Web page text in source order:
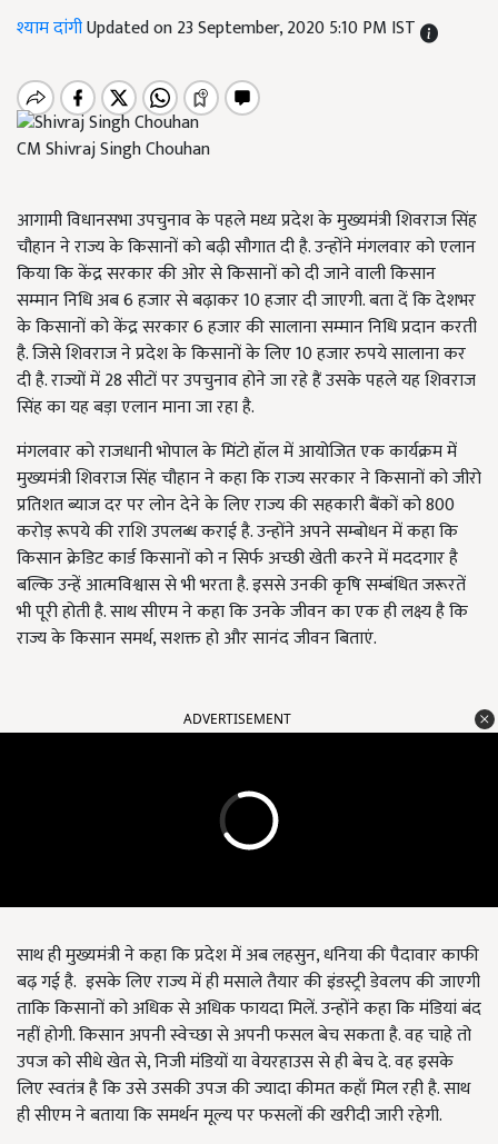
श्याम दांगीUpdated on 23 September, 2020 5:10 PM IST
CM Shivraj Singh Chouhan
आगामी विधानसभा उपचुनाव के पहले मध्य प्रदेश के मुख्यमंत्री शिवराज सिंह
चौहान ने राज्य के किसानों को बढ़ी सौगात दी है. उन्होंने मंगलवार को एलान
किया कि केंद्र सरकार की ओर से किसानों को दी जाने वाली किसान
सम्मान निधि अब 6 हजार से बढ़ाकर 10 हजार दी जाएगी. बता दें कि देशभर
के किसानों को केंद्र सरकार 6 हजार की सालाना सम्मान निधि प्रदान करती
है. जिसे शिवराज ने प्रदेश के किसानों के लिए 10 हजार रुपये सालाना कर
दी है. राज्यों में 28 सीटों पर उपचुनाव होने जा रहे हैं उसके पहले यह शिवराज
सिंह का यह बड़ा एलान माना जा रहा है.
मंगलवार को राजधानी भोपाल के मिंटो हॉल में आयोजित एक कार्यक्रम में
मुख्यमंत्री शिवराज सिंह चौहान ने कहा कि राज्य सरकार ने किसानों को जीरो
प्रतिशत ब्याज दर पर लोन देने के लिए राज्य की सहकारी बैंकों को 800
करोड़ रूपये की राशि उपलब्ध कराई है. उन्होंने अपने सम्बोधन में कहा कि
किसान क्रेडिट कार्ड किसानों को न सिर्फ अच्छी खेती करने में मददगार है
बल्कि उन्हें आत्मविश्वास से भी भरता है. इससे उनकी कृषि सम्बंधित जरूरतें
भी पूरी होती है. साथ सीएम ने कहा कि उनके जीवन का एक ही लक्ष्य है कि
राज्य के किसान समर्थ, सशक्त हो और सानंद जीवन बिताएं.
ADVERTISEMENT
साथ ही मुख्यमंत्री ने कहा कि प्रदेश में अब लहसुन, धनिया की पैदावार काफी
बढ़ गई है. इसके लिए राज्य में ही मसाले तैयार की इंडस्ट्री डेवलप की जाएगी
ताकि किसानों को अधिक से अधिक फायदा मिलें. उन्होंने कहा कि मंडियां बंद
नहीं होगी. किसान अपनी स्वेच्छा से अपनी फसल बेच सकता है. वह चाहे तो
उपज को सीधे खेत से, निजी मंडियों या वेयरहाउस से ही बेच दे. वह इसके
लिए स्वतंत्र है कि उसे उसकी उपज की ज्यादा कीमत कहाँ मिल रही है. साथ
ही सीएम ने बताया कि समर्थन मूल्य पर फसलों की खरीदी जारी रहेगी.